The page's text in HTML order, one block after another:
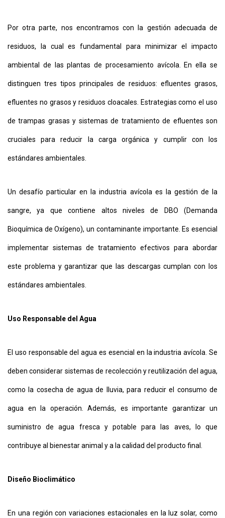
Por otra parte, nos encontramos con la gestión adecuada de
residuos, la cual es fundamental para minimizar el impacto
ambiental de las plantas de procesamiento avícola. En ella se
distinguen tres tipos principales de residuos: efluentes grasos,
efluentes no grasos y residuos cloacales. Estrategias como el uso
de trampas grasas y sistemas de tratamiento de efluentes son
cruciales para reducir la carga orgánica y cumplir con los
estándares ambientales.
Un desafío particular en la industria avícola es la gestión de la
sangre, ya que contiene altos niveles de DBO (Demanda
Bioquímica de Oxígeno), un contaminante importante. Es esencial
implementar sistemas de tratamiento efectivos para abordar
este problema y garantizar que las descargas cumplan con los
estándares ambientales.
Uso Responsable del Agua
El uso responsable del agua es esencial en la industria avícola. Se
deben considerar sistemas de recolección y reutilización del agua,
como la cosecha de agua de lluvia, para reducir el consumo de
agua en la operación. Además, es importante garantizar un
suministro de agua fresca y potable para las aves, lo que
contribuye al bienestar animal y a la calidad del producto final.
Diseño Bioclimático
En una región con variaciones estacionales en la luz solar, como